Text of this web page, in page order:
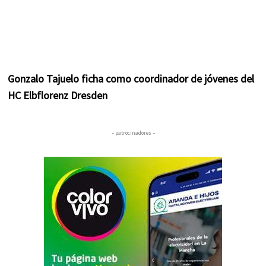
Gonzalo Tajuelo ficha como coordinador de jóvenes del
HC Elbflorenz Dresden
– patrocinadores –